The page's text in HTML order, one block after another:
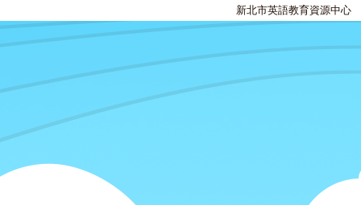
新北市英語教育資源中心